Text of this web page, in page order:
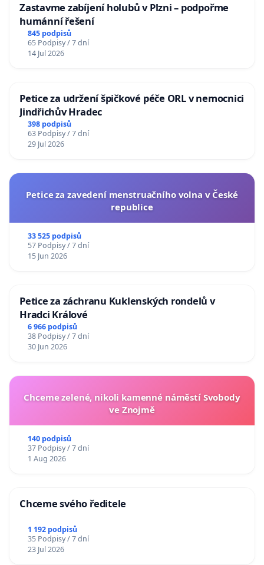
Zastavme zabíjení holubů v Plzni – podpořme
humánní řešení
845 podpisů
65 Podpisy / 7 dní
14 Jul 2026
Petice za udržení špičkové péče ORL v nemocnici
Jindřichův Hradec
398 podpisů
63 Podpisy / 7 dní
29 Jul 2026
Petice za zavedení menstruačního volna v České
republice
33 525 podpisů
57 Podpisy / 7 dní
15 Jun 2026
Petice za záchranu Kuklenských rondelů v
Hradci Králové
6 966 podpisů
38 Podpisy / 7 dní
30 Jun 2026
Chceme zelené, nikoli kamenné náměstí Svobody
ve Znojmě
140 podpisů
37 Podpisy / 7 dní
1 Aug 2026
Chceme svého ředitele
1 192 podpisů
35 Podpisy / 7 dní
23 Jul 2026